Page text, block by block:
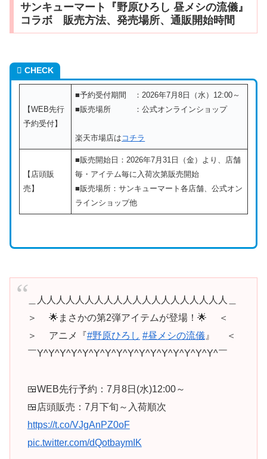
サンキューマート『野原ひろし 昼メシの流儀』
コラボ 販売方法、発売場所、通販開始時間
CHECK
【WEB先行
予約受付】
■予約受付期間 ：2026年7月8日（水）12:00～
■販売場所 ：公式オンラインショップ
楽天市場店は コチラ
【店頭販
売】
■販売開始日：2026年7月31日（金）より、店舗
毎・アイテム毎に入荷次第販売開始
■販売場所：サンキューマート各店舗、公式オン
ラインショップ他
＿人人人人人人人人人人人人人人人人人人人人＿
＞ 🌟まさかの第2弾アイテムが登場！🌟 ＜
＞ アニメ『#野原ひろし #昼メシの流儀』 ＜
￣Y^Y^Y^Y^Y^Y^Y^Y^Y^Y^Y^Y^Y^Y^Y^Y^￣
🍱WEB先行予約：7月8日(水)12:00～
🍱店頭販売：7月下旬～入荷順次
https://t.co/VJgAnPZ0oF
pic.twitter.com/dQotbaymIK